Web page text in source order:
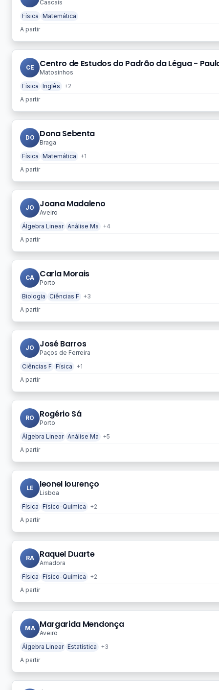
Cascais
Física Matemática
A partir
CE Centro de Estudos do Padrão da Légua -
Matosinhos
Física Inglês
+2
A partir
DO Dona Sebenta
Braga
Física Matemática
+1
A partir
JO Joana Madaleno
Aveiro
Álgebra Linear Análise Ma
+4
A partir
CA Carla Morais
Porto
Biologia
Ciências F
+3
A partir
JO José Barros
Paços de Ferreira
Ciências F Física
+1
A partir
RO Rogério Sá
Porto
Álgebra Linear Análise Ma
+5
A partir
LE leonel lourenço
Lisboa
Física Físico-Química
+2
A partir
RA Raquel Duarte
Amadora
Física Físico-Química
+2
A partir
MA Margarida Mendonça
Aveiro
Álgebra Linear Estatística
+3
A partir